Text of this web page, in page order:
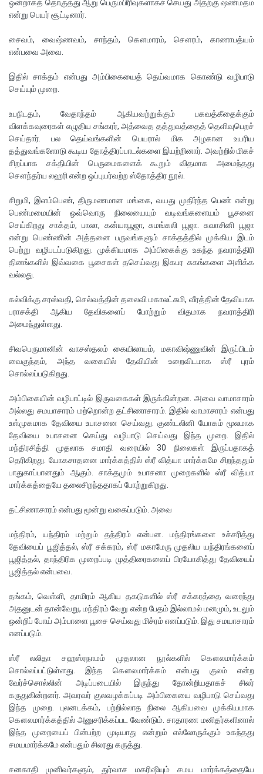
ஒன்றாகத் தொகுத்து ஆறு பெரும்பிரிவுகளாகச் செய்து அதற்கு ஷண்மதம்
என்று பெயர் சூட்டினார்.
சைவம், வைஷ்ணவம், சாந்தம், கௌமாரம், சௌரம், காணாபத்யம்
என்பவை அவை.
இதில் சாக்தம் என்பது அம்பிகையைத் தெய்வமாக கொண்டு வழிபாடு
செய்யும் முறை.
உபநிடதம், வேதாந்தம் ஆகியவற்றுக்கும் பகவத்கீதைக்கும்
விளக்கவுரைகள் எழுதிய சங்கரர், அத்வைத தத்துவத்தைத் தெளிவுபெறச்
செய்தார். பல தெய்வங்களின் பெயரால் மிக அழகான உயரிய
தத்துவங்களோடு கூடிய தோத்திரப்பாடல்களை இயற்றினார். அவற்றில் மிகச்
சிறப்பாக சக்தியின் பெருமைகளைக் கூறும் விதமாக அமைந்தது
சௌந்தர்ய லஹரி என்ற ஒப்புயர்வற்ற ஸ்தோத்திர நூல்.
சிறுமி, இளம்பெண், திருமணமான மங்கை, வயது முதிர்ந்த பெண் என்று
பெண்மமையின் ஒவ்வொரு நிலையையும் வடிவங்களையம் பூசனை
செய்கிறது சாக்தம், பாலா, கன்யாபூஜா, சுமங்கலி பூஜா. சுவாசினி பூஜா
என்று பெண்ணின் அத்தனை பருவங்களும் சாக்தத்தில் முக்கிய இடம்
பெற்று வழிபடப்படுகிறது. முக்கியமாக அம்பிகைக்கு உகந்த நவராத்திரி
தினங்களில் இவ்வகை பூசைகள் தசெய்வது இகபர சுகங்களை அளிக்க
வல்லது.
கல்விக்கு சரஸ்வதி, செல்வத்தின் தலைவி மகாலட்சுமி, வீரத்தின் தேவியாக
பராசக்தி ஆகிய தேவிகளைப் போற்றும் விதமாக நவராத்திரி
அமைந்துள்ளது.
சிவபெருமானின் வாசஸ்தலம் கையிலாயம், மகாவிஷ்ணுவின் இருப்பிடம்
வைகுந்தம், அந்த வகையில் தேவியின் உறைவிடமாக ஸ்ரீ புரம்
சொல்லப்படுகிறது.
அம்பிகையின் வழிபாட்டில் இருவகைகள் இருக்கின்றன. அவை வாமாசாரம்
அல்லது சமயாசாரம் மற்றொன்ற தட்சிணாசாரம். இதில் வாமாசாரம் என்பது
உள்முகமாக தேவியை உபாசனை செய்வது. குண்டலினி யோகம் மூலமாக
தேவியை உபாசனை செய்து வழிபாடு செய்வது இந்த முறை. இதில்
மந்திரசித்தி முதலாக சமாதி வரையில் 30 நிலைகள் இருப்பதாகத்
தெரிகிறது. யோகசாதனை மார்க்கத்தில் ஸ்ரீ வித்யா மார்க்கமே சிறந்ததும்
பாதுகாப்பானதும் ஆகும். சாக்தமும் உபாசனா முறைகளில் ஸ்ரீ வித்யா
மார்க்கத்தையே தலைசிறந்ததாகப் போற்றுகிறது.
தட்சிணாசாரம் என்பது மூன்று வகைப்படும். அவை
மந்திரம், யந்திரம் மற்றும் தந்திரம் என்பன. மந்திரங்களை உச்சரித்து
தேவியைப் பூஜித்தல், ஸ்ரீ சக்கரம், ஸ்ரீ மகாமேரு முதலிய யந்திரங்களைப்
பூஜித்தல், தாந்திரிக முறைப்படி முத்திரைகளைப் பிரயோகித்து தேவியைப்
பூஜித்தல் என்பவை.
தங்கம், வெள்ளி, தாமிரம் ஆகிய தகடுகளில் ஸ்ரீ சக்கரத்தை வரைந்து
அதனுடன் தான்வேறு, மந்திரம் வேறு என்ற பேதம் இல்லாமல் மனமும், உடலும்
ஒன்றிப் போய் அம்பாளை பூசை செய்வது மிச்ரம் எனப்படும். இது சமயாசாரம்
எனப்படும்.
ஸ்ரீ லலிதா சஹஸ்ரநாமம் முதலான நூல்களில் கௌலமார்க்கம்
சொல்லப்பட்டுள்ளது. இந்த கௌலமார்க்கம் என்பது குலம் என்ற
வேர்ச்சொல்லின் அடிப்படையில் இருந்து தோன்றியதாகச் சிலர்
கருதுகின்றனர். அவரவர் குலவழக்கப்படி அம்பிகையை வழிபாடு செய்வது
இந்த முறை. புலனடக்கம், பற்றில்லாத நிலை ஆகியவை முக்கியமாக
கௌலமார்க்கத்தில் அனுசரிக்கப்பட வேண்டும். சாதாரண மனிதர்களினால்
இந்த முறையைப் பின்பற்ற முடியாது என்றும் எல்லோருக்கும் உகந்தது
சமயமார்க்கமே என்பதும் சிலரது கருத்து.
சனகாதி முனிவர்களும், துர்வாச மகரிஷியும் சமய மார்க்கத்தையே